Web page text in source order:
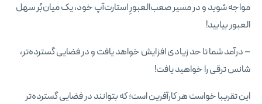
مواجه شوید و در مسیر صعب‌العبورِ استارت‌آپ خود، یک میان‌بُر سهل
العبور بیابید!
– درآمد شما تا حد زیادی افزایش خواهد یافت و در فضایی گسترده‌تر،
شانس ترقی را خواهید یافت!
این تقریبا خواست هر کارآفرین است؛ که بتوانند در فضایی گسترده‌تر